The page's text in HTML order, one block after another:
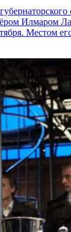
Илмаром
Местом